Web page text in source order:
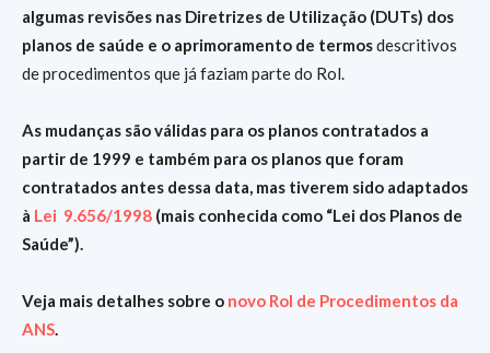
algumas revisões nas Diretrizes de Utilização (DUTs) dos
planos de saúde e o aprimoramento de termosdescritivos
de procedimentos que já faziam parte do Rol.
As mudanças são válidas para os planos contratados a
partir de 1999 e também para os planos que foram
contratados antes dessa data, mas tiverem sido adaptados
à Lei 9.656/1998 (mais conhecida como “Lei dos Planos de
Saúde”).
Veja mais detalhes sobre o novo Rol de Procedimentos da
ANS.